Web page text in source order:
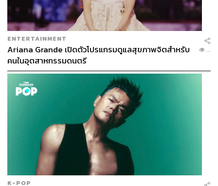
ENTERTAINMENT
Ariana Grande เปิดตัวโปรแกรมดูแลสุขภาพจิตสำหรับ
คนในอุตสาหกรรมดนตรี
...
K-POP